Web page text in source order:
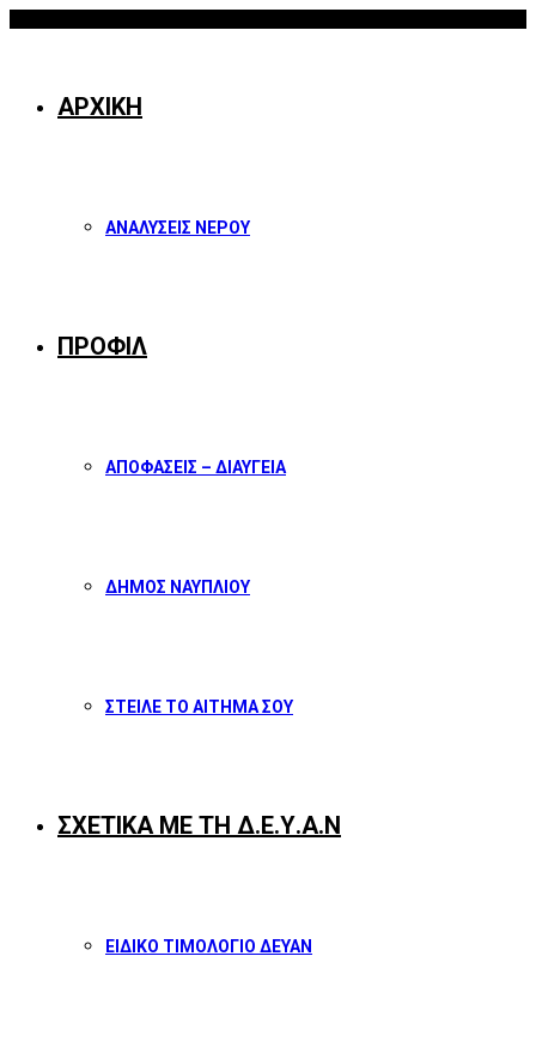
ΑΡΧΙΚΗ
ΑΝΑΛΥΣΕΙΣ ΝΕΡΟΥ
ΠΡΟΦΙΛ
ΑΠΟΦΑΣΕΙΣ – ΔΙΑΥΓΕΙΑ
ΔΗΜΟΣ ΝΑΥΠΛΙΟΥ
ΣΤΕΙΛΕ ΤΟ ΑΙΤΗΜΑ ΣΟΥ
ΣΧΕΤΙΚΑ ΜΕ ΤΗ Δ.Ε.Υ.Α.Ν
ΕΙΔΙΚΟ ΤΙΜΟΛΟΓΙΟ ΔΕΥΑΝ